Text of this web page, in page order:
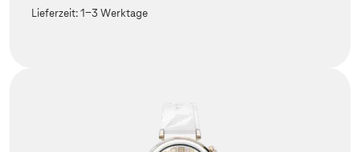
Lieferzeit:1-3 Werktage